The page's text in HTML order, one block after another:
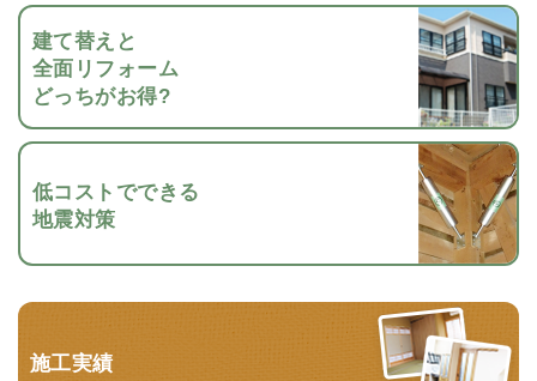
建て替えと
全面リフォーム
どっちがお得?
低コストでできる
地震対策
施工実績